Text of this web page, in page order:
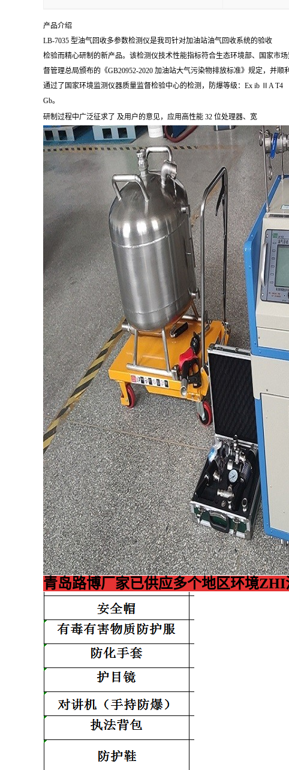
产品介绍
LB-7035 型油气回收多参数检测仪是我司针对加油站油气回收系统的验收
检验而精心研制的新产品。该检测仪技术性能指标符合生态环境部、国家市
督管理总局颁布的《GB20952-2020 加油站大气污染物排放标准》规定，并顺利
通过了国家环境监测仪器质量监督检验中心的检测，防爆等级：Ex ib ⅡA T4
Gb。
研制过程中广泛征求了 及用户的意见，应用高性能 32 位处理器、宽
青岛路博厂家已供应多个地区环境